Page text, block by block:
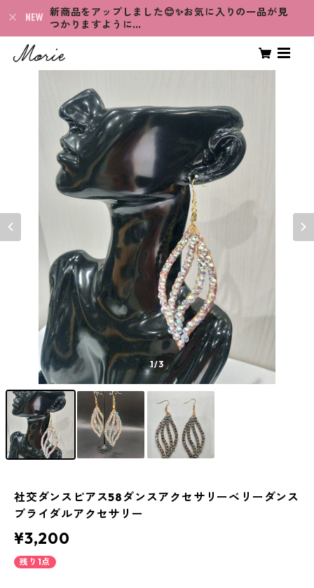
新商品をアップしました😊✨お気に入りの一品が見
つかりますように…
1/3
社交ダンスピアス58ダンスアクセサリーベリーダンス
ブライダルアクセサリー
¥3,200
残り1点